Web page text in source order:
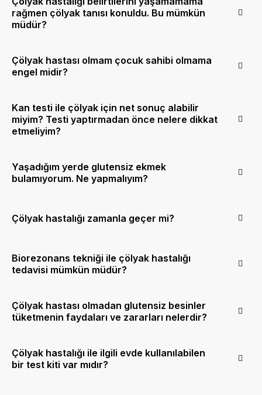
rağmen çölyak tanısı konuldu. Bu mümkün
müdür?
Çölyak hastası olmam çocuk sahibi olmama
engel midir?
Kan testi ile çölyak için net sonuç alabilir
miyim? Testi yaptırmadan önce nelere dikkat
etmeliyim?
Yaşadığım yerde glutensiz ekmek
bulamıyorum. Ne yapmalıyım?
Çölyak hastalığı zamanla geçer mi?
Biorezonans tekniği ile çölyak hastalığı
tedavisi mümkün müdür?
Çölyak hastası olmadan glutensiz besinler
tüketmenin faydaları ve zararları nelerdir?
Çölyak hastalığı ile ilgili evde kullanılabilen
bir test kiti var mıdır?